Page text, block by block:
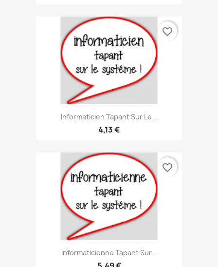
Informaticien Tapant Sur Le...
4,13 €
favorite_border
Informaticienne Tapant Sur...
favorite_border